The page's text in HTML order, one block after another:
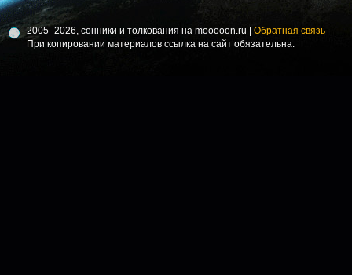
2005–2026, сонники и толкования на mooooon.ru | Обратная связь
При копировании материалов ссылка на сайт обязательна.